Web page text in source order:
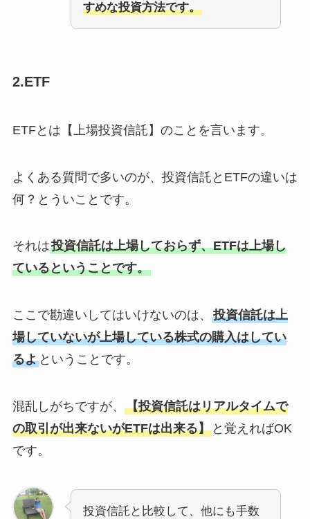
すめな投資方法です。
2.ETF
ETFとは【上場投資信託】のことを言います。
よくある質問で多いのが、投資信託とETFの違いは
何？とういことです。
それは投資信託は上場しておらず、ETFは上場し
ているということです。
ここで勘違いしてはいけないのは、 投資信託は上
場していないが上場している株式の購入はしてい
るよということです。
混乱しがちですが、 【投資信託はリアルタイムで
の取引が出来ないがETFは出来る】と覚えればOK
です。
投資信託と比較して、他にも手数